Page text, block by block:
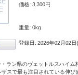
価格: 3,300円
重量: 0kg
登録日: 2026年02月02日
ラン県のヴェットルスハイ
スで最も注目されている伸